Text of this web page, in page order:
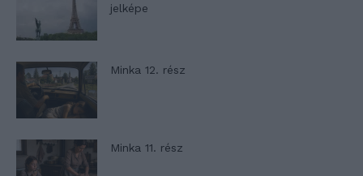
jelképe
Minka 12. rész
Minka 11. rész